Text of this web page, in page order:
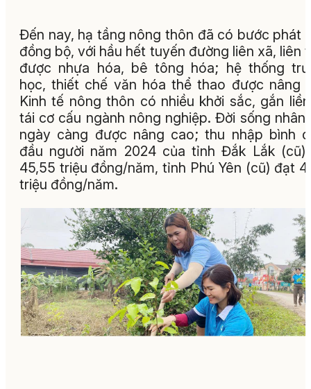
Đến nay, hạ tầng nông thôn đã có bước phát
đồng bộ, với hầu hết tuyến đường liên xã, liên
được nhựa hóa, bê tông hóa; hệ thống
học, thiết chế văn hóa thể thao được nâng
Kinh tế nông thôn có nhiều khởi sắc, gắn
tái cơ cấu ngành nông nghiệp. Đời sống nhân
ngày càng được nâng cao; thu nhập bình
đầu người năm 2024 của tỉnh Đắk Lắk (cũ)
45,55 triệu đồng/năm, tỉnh Phú Yên (cũ) đạt
triệu đồng/năm.